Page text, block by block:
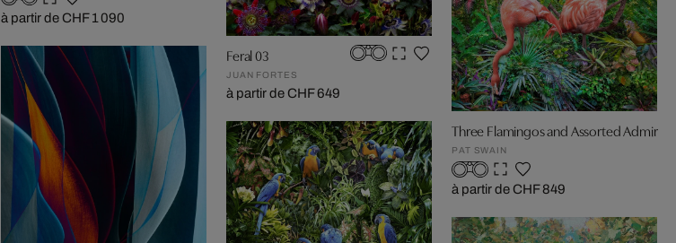
à partir de CHF 1 090
Feral 03
JUAN FORTES
à partir de CHF 649
Three Flamingos and Assorted Admirers
PAT SWAIN
à partir de CHF 849